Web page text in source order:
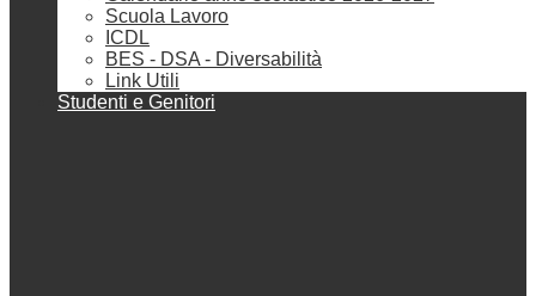
Scuola Lavoro
ICDL
BES - DSA - Diversabilità
Link Utili
Studenti e Genitori